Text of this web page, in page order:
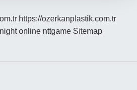
https://ozerkanplastik.com.tr
online nttgame Sitemap